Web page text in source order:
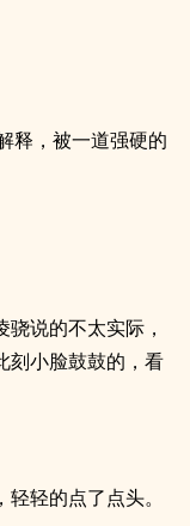
释，被一道强硬的
说的不太实际，
刻小脸鼓鼓的，看
轻的点了点头。